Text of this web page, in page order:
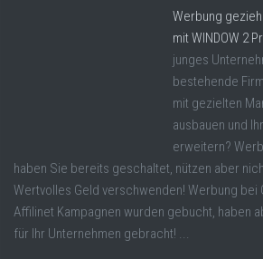
Werbung
mit WINDOW 2
junges
bestehende
mit gezielten
ausbauen und
erweitern?
haben Sie bereits geschaltet, nützen aber
Wertvolles Geld verschwenden! Werbung
Affilinet Kampagnen wurden gebucht, haben
für Ihr Unternehmen gebracht! ...